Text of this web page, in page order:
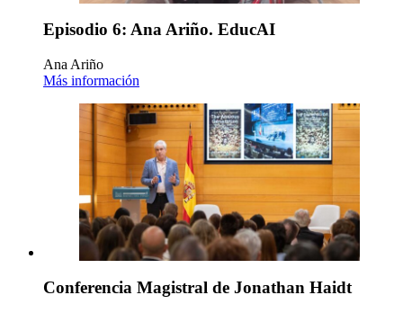
Episodio 6: Ana Ariño. EducAI
Ana Ariño
Más información
Conferencia Magistral de Jonathan Haidt